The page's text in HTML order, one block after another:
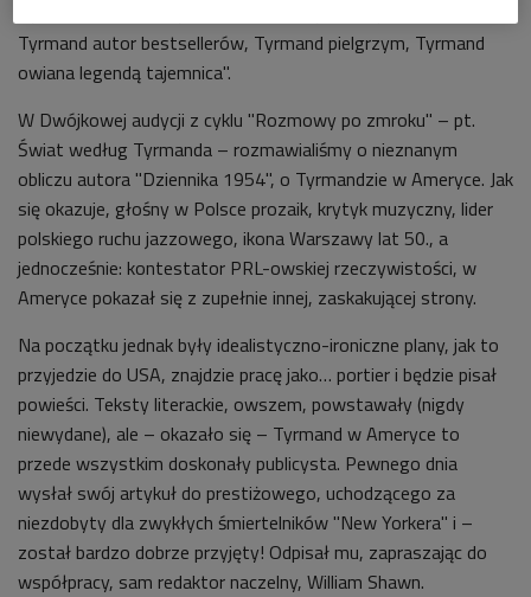
Tyrmand autor bestsellerów, Tyrmand pielgrzym, Tyrmand
owiana legendą tajemnica".
W Dwójkowej audycji z cyklu "Rozmowy po zmroku" – pt.
Świat według Tyrmanda – rozmawialiśmy o nieznanym
obliczu autora "Dziennika 1954", o Tyrmandzie w Ameryce. Jak
się okazuje, głośny w Polsce prozaik, krytyk muzyczny, lider
polskiego ruchu jazzowego, ikona Warszawy lat 50., a
jednocześnie: kontestator PRL-owskiej rzeczywistości, w
Ameryce pokazał się z zupełnie innej, zaskakującej strony.
Na początku jednak były idealistyczno-ironiczne plany, jak to
przyjedzie do USA, znajdzie pracę jako… portier i będzie pisał
powieści. Teksty literackie, owszem, powstawały (nigdy
niewydane), ale – okazało się – Tyrmand w Ameryce to
przede wszystkim doskonały publicysta. Pewnego dnia
wysłał swój artykuł do prestiżowego, uchodzącego za
niezdobyty dla zwykłych śmiertelników "New Yorkera" i –
został bardzo dobrze przyjęty! Odpisał mu, zapraszając do
współpracy, sam redaktor naczelny, William Shawn.